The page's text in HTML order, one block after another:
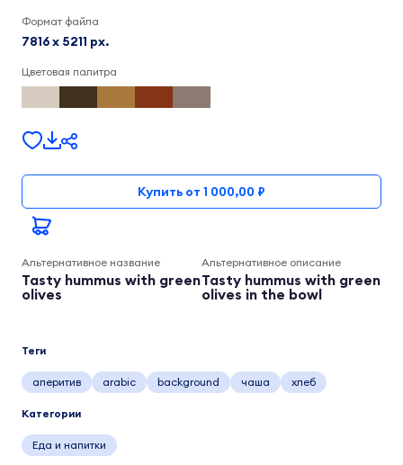
Формат файла
7816 x 5211 px.
Цветовая палитра
Купить от 1 000,00 ₽
Альтернативное название
Tasty hummus with green
olives
Альтернативное описание
Tasty hummus with green
olives in the bowl
Теги
аперитив arabic background чаша хлеб
Категории
Еда и напитки